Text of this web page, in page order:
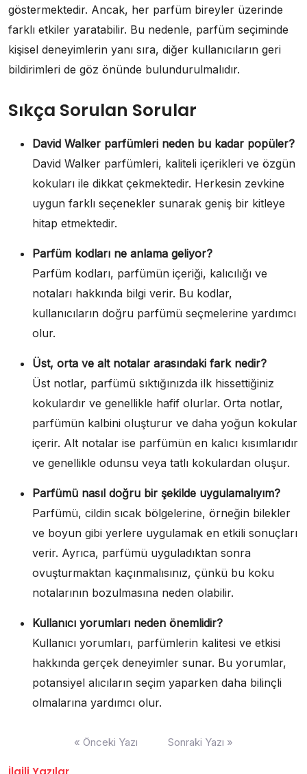
göstermektedir. Ancak, her parfüm bireyler üzerinde
farklı etkiler yaratabilir. Bu nedenle, parfüm seçiminde
kişisel deneyimlerin yanı sıra, diğer kullanıcıların geri
bildirimleri de göz önünde bulundurulmalıdır.
Sıkça Sorulan Sorular
David Walker parfümleri neden bu kadar popüler?
David Walker parfümleri, kaliteli içerikleri ve özgün
kokuları ile dikkat çekmektedir. Herkesin zevkine
uygun farklı seçenekler sunarak geniş bir kitleye
hitap etmektedir.
Parfüm kodları ne anlama geliyor?
Parfüm kodları, parfümün içeriği, kalıcılığı ve
notaları hakkında bilgi verir. Bu kodlar,
kullanıcıların doğru parfümü seçmelerine yardımcı
olur.
Üst, orta ve alt notalar arasındaki fark nedir?
Üst notlar, parfümü sıktığınızda ilk hissettiğiniz
kokulardır ve genellikle hafif olurlar. Orta notlar,
parfümün kalbini oluşturur ve daha yoğun kokular
içerir. Alt notalar ise parfümün en kalıcı kısımlarıdır
ve genellikle odunsu veya tatlı kokulardan oluşur.
Parfümü nasıl doğru bir şekilde uygulamalıyım?
Parfümü, cildin sıcak bölgelerine, örneğin bilekler
ve boyun gibi yerlere uygulamak en etkili sonuçları
verir. Ayrıca, parfümü uyguladıktan sonra
ovuşturmaktan kaçınmalısınız, çünkü bu koku
notalarının bozulmasına neden olabilir.
Kullanıcı yorumları neden önemlidir?
Kullanıcı yorumları, parfümlerin kalitesi ve etkisi
hakkında gerçek deneyimler sunar. Bu yorumlar,
potansiyel alıcıların seçim yaparken daha bilinçli
olmalarına yardımcı olur.
« Önceki Yazı Sonraki Yazı »